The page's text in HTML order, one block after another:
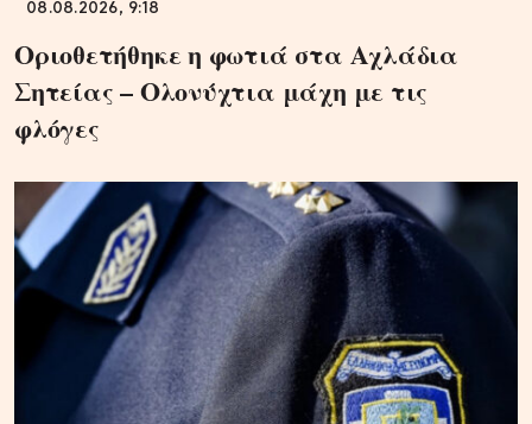
08.08.2026, 9:18
Οριοθετήθηκε η φωτιά στα Αχλάδια
Σητείας – Ολονύχτια μάχη με τις
φλόγες